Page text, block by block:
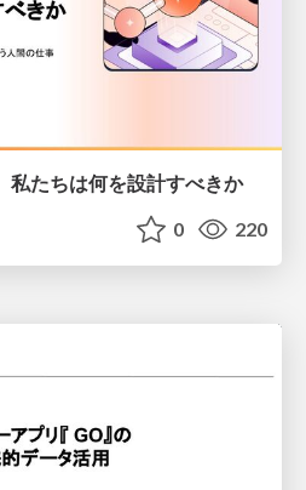
私たちは何を設計すべきか
0 220